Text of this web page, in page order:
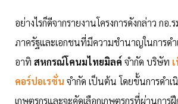
อย่างไรก็ดีจากรายงานโครงการดังกล่าว กอ
ภาครัฐและเอกชนที่มีความชำนาญในการดำ
อาทิ สหกรณ์โคนมไทยมิลค์ จำกัด บริษัท
คอร์ปอเรชั่น จำกัด เป็นต้น โดยขั้นการดำเ
เกษตรกรและจะคัดเลือกเกษตรกรที่ผ่านกา